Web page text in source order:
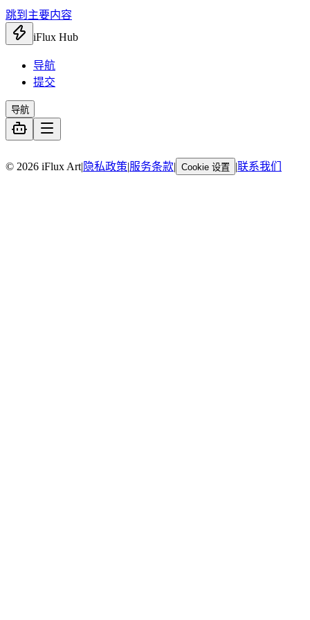
跳到主要内容
iFlux Hub
导航
提交
导航
© 2026 iFlux Art| 隐私政策|服务条款| Cookie 设置 |联系我们